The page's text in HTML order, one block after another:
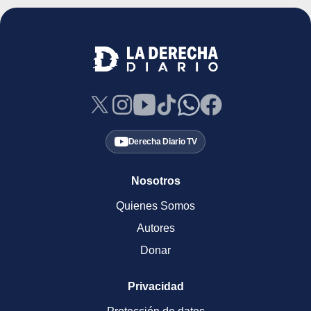
Derecha Diario TV
Nosotros
Quienes Somos
Autores
Donar
Privacidad